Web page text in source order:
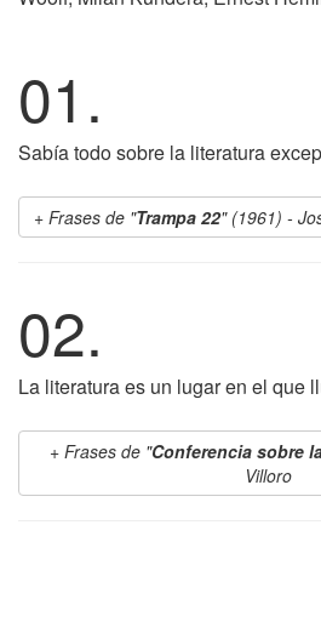
01.
Sabía todo sobre la literatura
Frases de "Trampa 22" (1961) -
02.
La literatura es un lugar en el que
Frases de "Conferencia sobre
Villoro